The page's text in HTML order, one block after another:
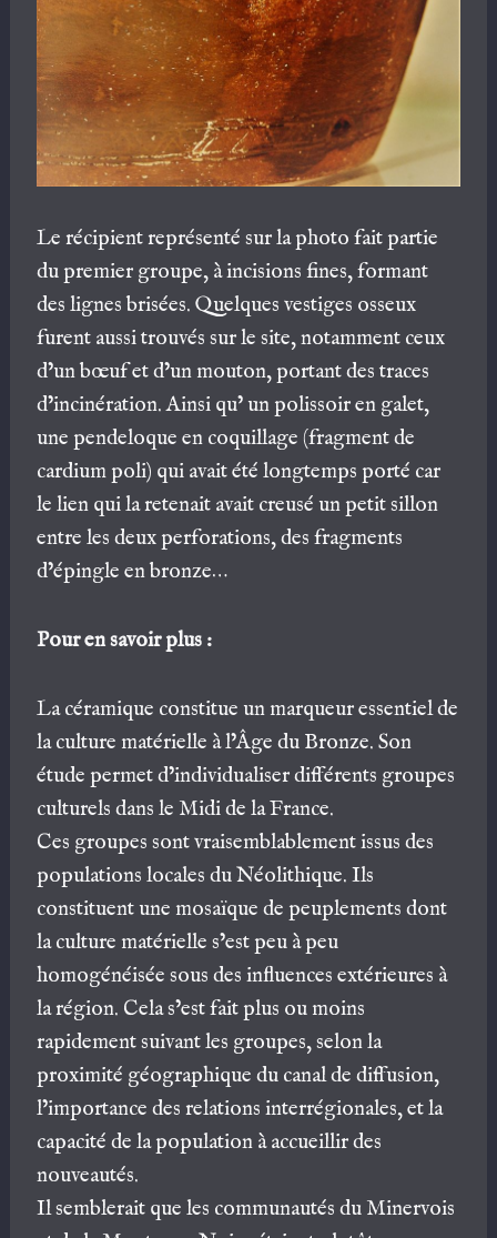
Le récipient représenté sur la photo fait partie
du premier groupe, à incisions fines, formant
des lignes brisées. Quelques vestiges osseux
furent aussi trouvés sur le site, notamment ceux
d’un bœuf et d’un mouton, portant des traces
d’incinération. Ainsi qu’ un polissoir en galet,
une pendeloque en coquillage (fragment de
cardium poli) qui avait été longtemps porté car
le lien qui la retenait avait creusé un petit sillon
entre les deux perforations, des fragments
d’épingle en bronze…
Pour en savoir plus :
La céramique constitue un marqueur essentiel de
la culture matérielle à l’Âge du Bronze. Son
étude permet d’individualiser différents groupes
culturels dans le Midi de la France.
Ces groupes sont vraisemblablement issus des
populations locales du Néolithique. Ils
constituent une mosaïque de peuplements dont
la culture matérielle s’est peu à peu
homogénéisée sous des influences extérieures à
la région. Cela s’est fait plus ou moins
rapidement suivant les groupes, selon la
proximité géographique du canal de diffusion,
l’importance des relations interrégionales, et la
capacité de la population à accueillir des
nouveautés.
Il semblerait que les communautés du Minervois